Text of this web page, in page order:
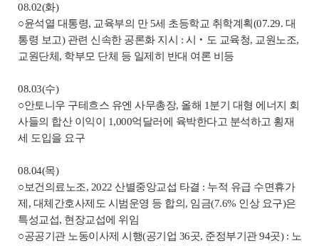
08.02(화)
○윤석열 대통령, 교육부의 만 5세 초등학교 취학계획(07.29. 대
통령 보고) 관련 신속한 공론화 지시 : 시‧도 교육청, 교원노조,
교원단체, 학부모 단체 등 일제히 반대 여론 비등
08.03(수)
○안토니우 구테흐스 유엔 사무총장, 올해 1분기 대형 에너지 회
사들의 합산 이익이 1,000억달러에 육박한다고 분석하고 횡재
세 도입을 요구
08.04(목)
○보건의료노조, 2022 산별중앙교섭 타결 : 누적 유급 수면휴가
제, 대체간호사제도 시범운영 등 합의, 임금(7.6% 인상 요구)은
특성교섭, 현장교섭에 위임
○공공기관 노동이사제 시행(공기업 36곳, 준정부기관 94곳) : 노